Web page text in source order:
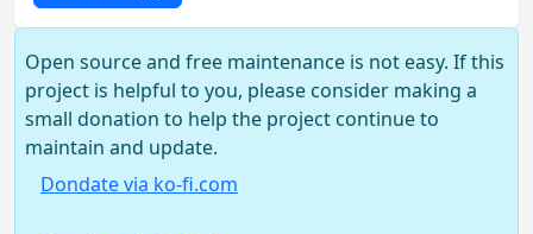
Open source and free maintenance is not easy. If this
project is helpful to you, please consider making a
small donation to help the project continue to
maintain and update.
Dondate via ko-fi.com